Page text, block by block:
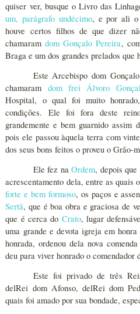
quiser ver, busque o Livro das
um, parágrafo undécimo, e por ali o
houve certos filhos de que dizer
chamaramdom Gonçalo Pereira,
Braga e um dos grandes prelados que
Este Arcebispo dom
chamaram dom frei Álvoro
Hospital, o qual foi muito
condições. Ele foi fora deste
grandemente e bem guarnido assim
pois ele passou àquela terra com
dos seus bons feitos o proveu o Grão-
Ele fez naOrdem, depois
acrescentamento dela, entre as quais o
forte e bem formoso, os paços e
Sertã, que é boa obra e graciosa de
que é cerca do Crato, lugar
uma grande e devota igreja em
honrada, ordenou dela nova
deu para viver honrado o comendador
Este foi privado de três
delRei dom Afonso, delRei dom
quais foi amado por sua bondade,